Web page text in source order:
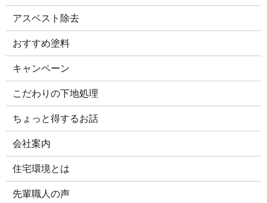
アスベスト除去
おすすめ塗料
キャンペーン
こだわりの下地処理
ちょっと得するお話
会社案内
住宅環境とは
先輩職人の声